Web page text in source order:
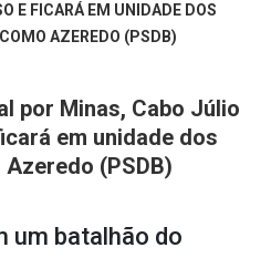
E FICARÁ EM UNIDADE DOS
AZEREDO (PSDB)
por Minas, Cabo Júlio
em unidade dos
(PSDB)
um batalhão do